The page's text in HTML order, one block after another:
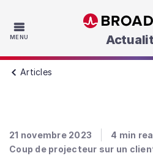
MENU
Articles
21 novembre 2023 4 min
Coup de projecteur sur un